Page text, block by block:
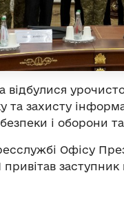
відбулися
та захисту
і оборони
Офісу
привітав